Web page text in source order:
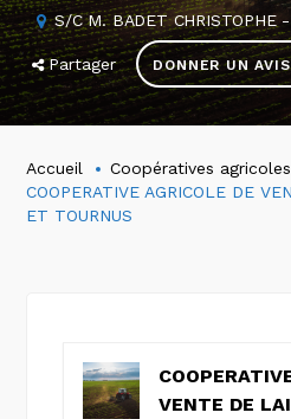
S/C M. BADET CHRISTOPHE
Partager DONNER UN AVIS
Accueil
Coopératives agricoles
COOPERATIVE AGRICOLE DE
ET TOURNUS
VENTE DE